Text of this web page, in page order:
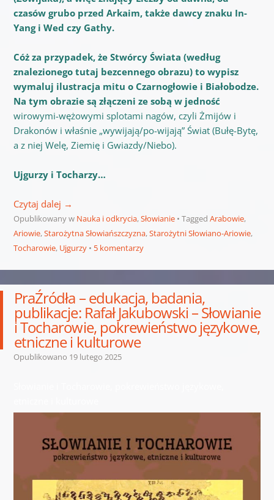
czasów grubo przed Arkaim, także dawcy znaku In-
Yang i Wed czy Gathy.
Cóż za przypadek, że Stwórcy Świata (według
znalezionego tutaj bezcennego obrazu) to wypisz
wymaluj ilustracja mitu o Czarnogłowie i Białobodze.
Na tym obrazie są złączeni ze sobą w jedność
wirowymi-wężowymi splotami nagów, czyli Żmijów i
Drakonów i właśnie „wywijają/po-wijają” Świat (Bułę-Bytę,
a z niej Welę, Ziemię i Gwiazdy/Niebo).
Ujgurzy i Tocharzy…
Czytaj dalej →
Opublikowany w Nauka i odkrycia,Słowianie Tagged Arabowie,
Ariowie,Starożytna Słowiańszczyzna,Starożytni Słowiano-Ariowie,
Tocharowie, Ujgurzy 5 komentarzy
PraŹródła – edukacja, badania,
publikacje: Rafał Jakubowski – Słowianie
i Tocharowie, pokrewieństwo językowe,
etniczne i kulturowe
Opublikowano 19 lutego 2025